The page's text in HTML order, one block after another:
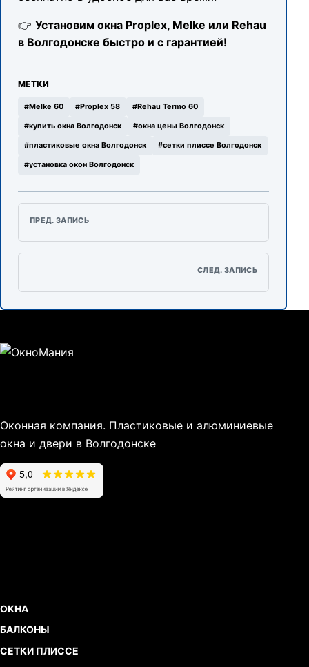
👉 Установим окна Proplex, Melke или Rehau
в Волгодонске быстро и с гарантией!
МЕТКИ
#Melke 60 #Proplex 58 #Rehau Termo 60
#купить окна Волгодонск #окна цены Волгодонск
#пластиковые окна Волгодонск #сетки плиссе Волгодонск
#установка окон Волгодонск
Навигация по записям
ПРЕД. ЗАПИСЬ
СЛЕД. ЗАПИСЬ
Оконная компания. Пластиковые и алюминиевые
окна и двери в Волгодонске
ОКНА
БАЛКОНЫ
СЕТКИ ПЛИССЕ